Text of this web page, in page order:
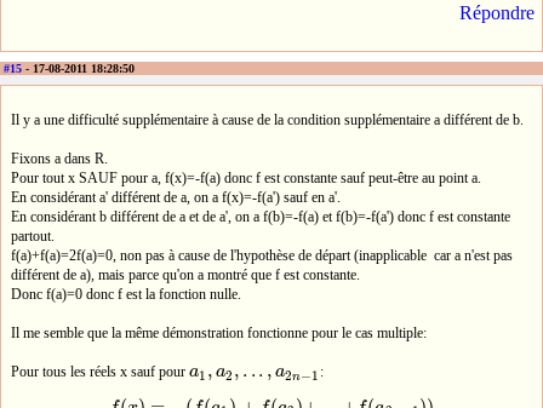
Répondre
#15 - 17-08-2011 18:28:50
Il y a une difficulté supplémentaire à cause de la condition supplémentaire a différent de b.
Fixons a dans R.
Pour tout x SAUF pour a, f(x)=-f(a) donc f est constante sauf peut-être au point a.
En considérant a' différent de a, on a f(x)=-f(a') sauf en a'.
En considérant b différent de a et de a', on a f(b)=-f(a) et f(b)=-f(a') donc f est constante
partout.
f(a)+f(a)=2f(a)=0, non pas à cause de l'hypothèse de départ (inapplicable car a n'est pas
différent de a), mais parce qu'on a montré que f est constante.
Donc f(a)=0 donc f est la fonction nulle.
Il me semble que la même démonstration fonctionne pour le cas multiple:
Pour tous les réels x sauf pour a1 , a2 , . . . , a2n−1
a1, a 2,... ,a 2 n − 1 :